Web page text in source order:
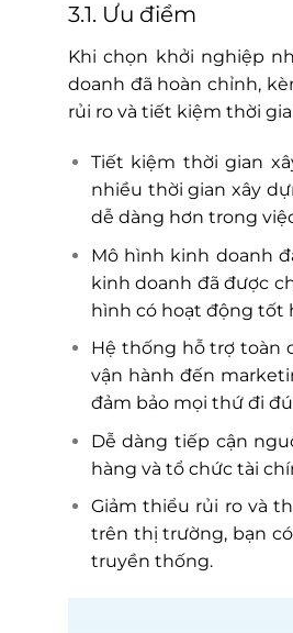
3.1. Ưu điểm
Khi chọn khởi nghiệp
doanh đã hoàn chỉnh,
rủi ro và tiết kiệm thời
Tiết kiệm thời gian
nhiều thời gian xây
dễ dàng hơn trong
Mô hình kinh doanh
kinh doanh đã được
hình có hoạt động tốt
Hệ thống hỗ trợ toàn
vận hành đến
đảm bảo mọi thứ đi
Dễ dàng tiếp cận
hàng và tổ chức tài
Giảm thiểu rủi ro và
trên thị trường, bạn
truyền thống.